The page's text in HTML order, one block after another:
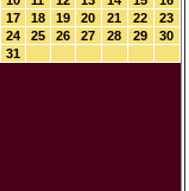
17
18 19 20 21 22
23
24
25 26 27 28 29
30
31